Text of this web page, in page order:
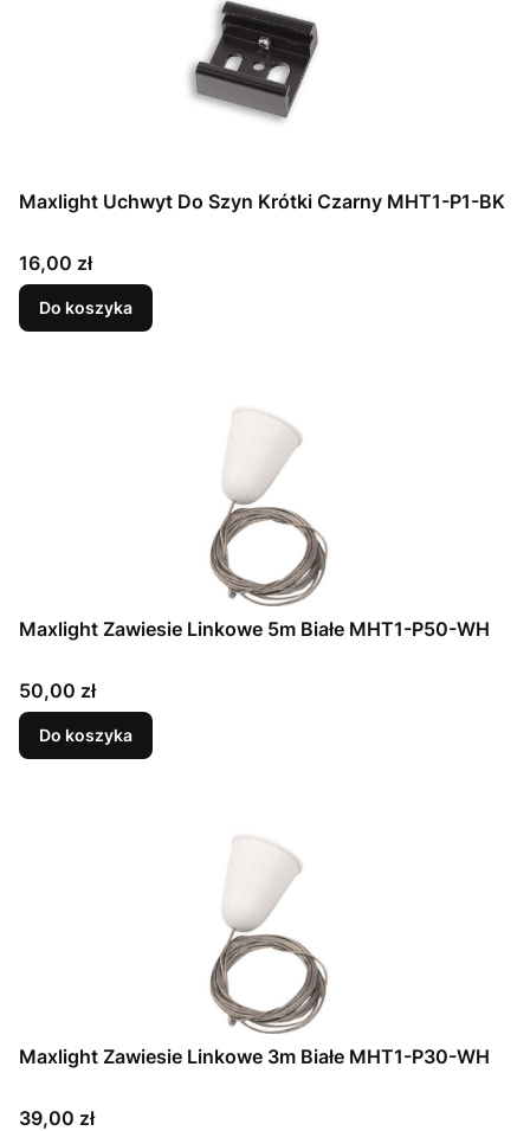
Maxlight Uchwyt Do Szyn Krótki Czarny MHT1-P1-BK
Cena
16,00 zł
Do koszyka
Maxlight Zawiesie Linkowe 5m Białe MHT1-P50-WH
Cena
50,00 zł
Do koszyka
Maxlight Zawiesie Linkowe 3m Białe MHT1-P30-WH
Cena
39,00 zł